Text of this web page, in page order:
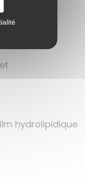
hydrolipidique